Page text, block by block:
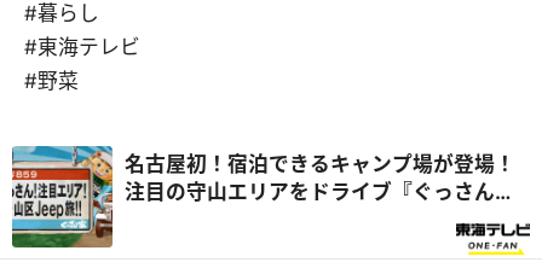
#暮らし
#東海テレビ
#野菜
名古屋初！宿泊できるキャンプ場が登場！
注目の守山エリアをドライブ『ぐっさん